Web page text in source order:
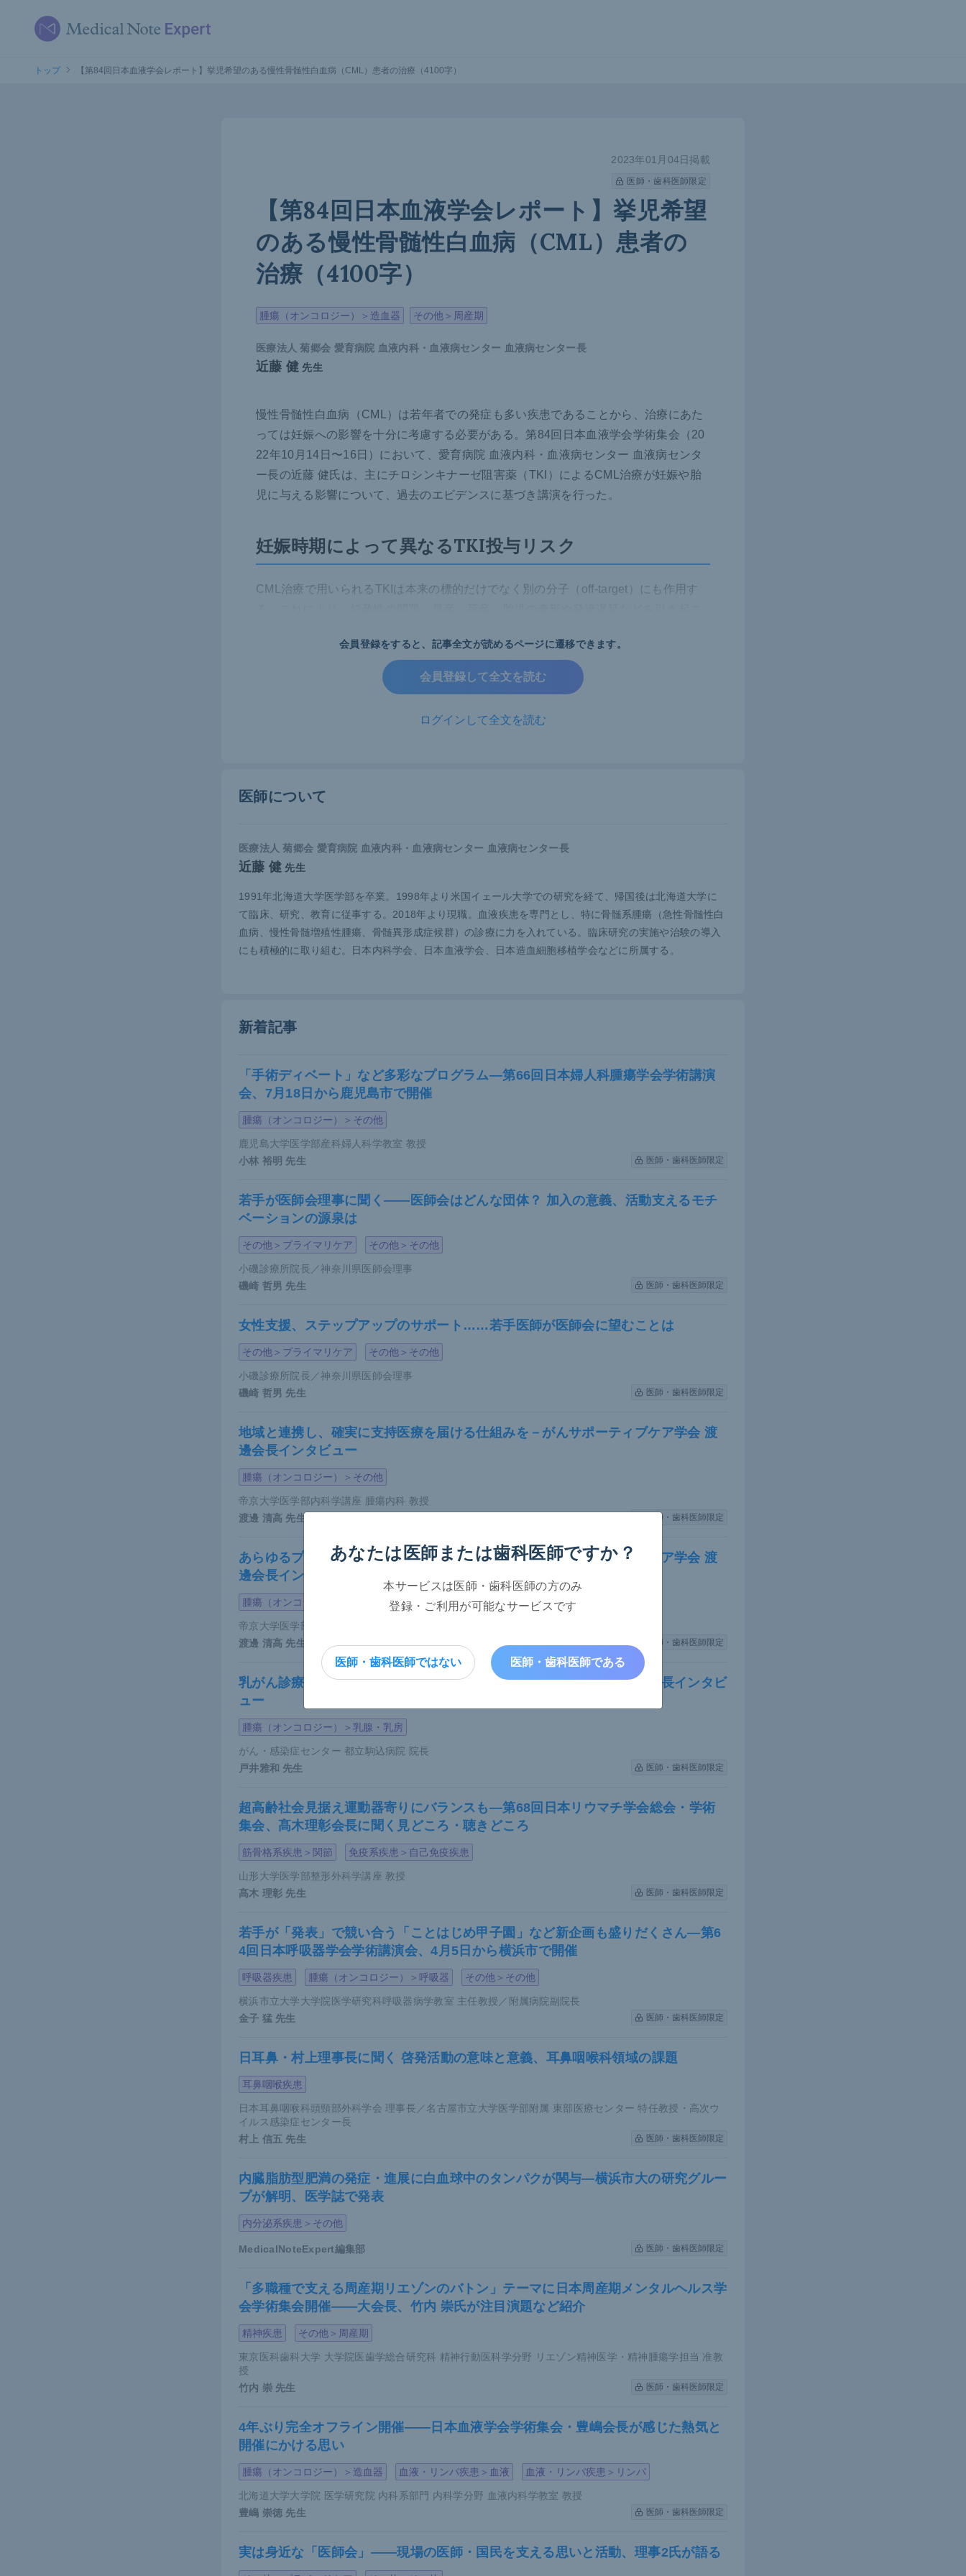
トップ 【第84回日本血液学会レポート】挙児希望のある慢性骨髄性白血病（CML）患者の治療（4100字）
2023年01月04日掲載
医師・歯科医師限定
【第84回日本血液学会レポート】挙児希望
のある慢性骨髄性白血病（CML）患者の
治療（4100字）
腫瘍（オンコロジー）＞造血器 その他＞周産期
医療法人 菊郷会 愛育病院 血液内科・血液病センター 血液病センター長
近藤 健 先生
慢性骨髄性白血病（CML）は若年者での発症も多い疾患であることから、治療にあた
っては妊娠への影響を十分に考慮する必要がある。第84回日本血液学会学術集会（20
22年10月14日〜16日）において、愛育病院 血液内科・血液病センター 血液病センタ
ー長の近藤 健氏は、主にチロシンキナーゼ阻害薬（TKI）によるCML治療が妊娠や胎
児に与える影響について、過去のエビデンスに基づき講演を行った。
妊娠時期によって異なるTKI投与リスク
CML治療で用いられるTKIは本来の標的だけでなく別の分子（off-target）にも作用す
妊娠16週までは胎児の奇形発生リスクが高い
妊娠に対するTKIの影響は妊娠週数によって異なる（下図）。妊娠3週未満では、TKI
不能な場合には流産となり、生存できた場合には胎児へ影響は生じない。
児への薬剤移行が懸念されるためTKI投与は避ける必要がある。
近藤氏講演資料（提供：近藤氏）
妊娠16週以降も薬剤移行のリスクが高いダサチニブ
妊娠16週以降におけるTKI使用の安全性は示唆されているものの、ダサチニブでは2例
ころ報告されていない。
薬剤別に胎児／母体比のTKI濃度を見てみると、
し、ダサチニブでは0.75％とTKI移行率が高いことが分かる。
マチニブとダサチニブの中間の移行率だとされている。
ニブは、治療上の有益性が危険性を上回ると判断される場合にのみ投与との記載があ
る。今後、アシミニブ投与中の患者が妊娠した場合に備えてエビデンスの蓄積が求め
られる。またTKIは母乳移行することから、出産後の授乳は控えなければならない。な
お、男性CML患者では、TKIを投与しても奇形発生率は上昇しないと
報告されてい
TKIを投与できない患者にはIFNαを用いるのが一般的だ。CMLに対する劇的な効果は
認められないものの、妊娠初期から後期まで使用可能であり、奇形や流産、死産が増
加するリスクはないと報告
妊婦がCMLを発症した場合、まずは妊娠を継続するか否かを決める必要がある。その
際、本人の希望や妊娠週数、CMLのリスク評価、合併症の有無などに基づき、産婦人
科医と連携して方針を決定していく。
妊娠中のCML発症に対する治療法としては、IFNαやPEG-IFNを用いたとする報告が多
い。血球コントロールが難しい症例に対しては妊娠後期にTKIを併用したケースもあ
の判断を行うことは、時に大きな落とし穴になりかねないことを知っておく必要があ
本邦のリアルワールドデータ（ 挙児希望のある慢性骨髄性白血病患者の治療実態調
査）では、妊娠中にCMLを発症した9例のうち2例が人工妊娠中絶を選択したことが分
かっている。そのほか無治療が3例、イマチニブ投与が2例、IFNα投与が2例であり、
いずれの出産においても異常はみられていない。
CML発症時は卵子保存の提案を
若年のCML患者をみた場合、パートナーがいる女性には受精卵保存を、未婚の女性に
は未受精卵保存を提案することが重要だ。
つとして5年以上のTKI治療が挙げられている。しかし、仮に30歳で治療を開始した場
合、5年後には卵子の質の低下により妊娠確率が低下してしまう。現在、日本における
第一子出産時の母親の平均年齢は30.9歳である。挙児希望がある患者に対しては年齢
が若いうちに何らかの対応を取る必要があるだろう。
先述した本邦のリアルワールドデータでは、CML発症年齢ごとに卵子保存の件数が示
2例（24例中）、30～34歳では受精卵保存が3例、未受精卵保存が1例（11例中）、35
歳以上ではいずれも0例（2例中）であった。なお、生殖補助療法（ART）での妊娠は
13例あり、全て30歳以上の出産例であった。妊娠可能女性のCML診断時にはARTも視
野に入れてインフォームドコンセントを行うことがポイントだ。
TKI治療中の計画外妊娠／計画的妊娠
会員登録をすると、 記事全文が読めるページに遷移できます。
会員登録して全文を読む
ログインして全文を読む
医師について
医療法人 菊郷会 愛育病院 血液内科・血液病センター 血液病センター長
近藤 健 先生
1991年北海道大学医学部を卒業。1998年より米国イェール大学での研究を経て、帰国後は北海道大学に
て臨床、研究、教育に従事する。2018年より現職。血液疾患を専門とし、特に骨髄系腫瘍（急性骨髄性白
血病、慢性骨髄増殖性腫瘍、骨髄異形成症候群）の診療に力を入れている。臨床研究の実施や治験の導入
にも積極的に取り組む。日本内科学会、日本血液学会、日本造血細胞移植学会などに所属する。
新着記事
「手術ディベート」など多彩なプログラム―第66回日本婦人科腫瘍学会学術講演
会、7月18日から鹿児島市で開催
腫瘍（オンコロジー）＞その他
鹿児島大学医学部産科婦人科学教室 教授
小林 裕明 先生 医師・歯科医師限定
若手が医師会理事に聞く――医師会はどんな団体？ 加入の意義、活動支えるモチ
ベーションの源泉は
その他＞プライマリケア その他＞その他
小磯診療所院長／神奈川県医師会理事
磯崎 哲男 先生 医師・歯科医師限定
女性支援、ステップアップのサポート……若手医師が医師会に望むことは
その他＞プライマリケア その他＞その他
小磯診療所院長／神奈川県医師会理事
磯崎 哲男 先生 医師・歯科医師限定
地域と連携し、確実に支持医療を届ける仕組みを－がんサポーティブケア学会 渡
邊会長インタビュー
腫瘍（オンコロジー）＞その他
帝京大学医学部内科学講座 腫瘍内科 教授
渡邊 清高 先生 医師・歯科医師限定
あらゆるプログラムで患者・当事者の参加を歓迎－がんサポーティブケア学会 渡
邊会長インタビュー第2弾
腫瘍（オンコロジー）＞その他
帝京大学医学部内科学講座 腫瘍内科 教授
渡邊 清高 先生 医師・歯科医師限定
乳がん診療の将来見据え課題解決に注力―日本乳癌学会・戸井雅和理事長インタビ
ュー
腫瘍（オンコロジー）＞乳腺・乳房
がん・感染症センター 都立駒込病院 院長
戸井雅和 先生 医師・歯科医師限定
超高齢社会見据え運動器寄りにバランスも―第68回日本リウマチ学会総会・学術
集会、髙木理彰会長に聞く見どころ・聴きどころ
筋骨格系疾患＞関節 免疫系疾患＞自己免疫疾患
山形大学医学部整形外科学講座 教授
髙木 理彰 先生 医師・歯科医師限定
若手が「発表」で競い合う「ことはじめ甲子園」など新企画も盛りだくさん―第6
4回日本呼吸器学会学術講演会、4月5日から横浜市で開催
呼吸器疾患 腫瘍（オンコロジー）＞呼吸器 その他＞その他
横浜市立大学大学院医学研究科呼吸器病学教室 主任教授／附属病院副院長
金子 猛 先生 医師・歯科医師限定
日耳鼻・村上理事長に聞く 啓発活動の意味と意義、耳鼻咽喉科領域の課題
耳鼻咽喉疾患
日本耳鼻咽喉科頭頸部外科学会 理事長／名古屋市立大学医学部附属 東部医療センター 特任教授・高次ウ
イルス感染症センター長
村上 信五 先生 医師・歯科医師限定
内臓脂肪型肥満の発症・進展に白血球中のタンパクが関与―横浜市大の研究グルー
プが解明、医学誌で発表
内分泌系疾患＞その他
MedicalNoteExpert編集部 医師・歯科医師限定
「多職種で支える周産期リエゾンのバトン」テーマに日本周産期メンタルヘルス学
会学術集会開催――大会長、竹内 崇氏が注目演題など紹介
精神疾患 その他＞周産期
東京医科歯科大学 大学院医歯学総合研究科 精神行動医科学分野 リエゾン精神医学・精神腫瘍学担当 准教
授
竹内 崇 先生 医師・歯科医師限定
4年ぶり完全オフライン開催――日本血液学会学術集会・豊嶋会長が感じた熱気と
開催にかける思い
腫瘍（オンコロジー）＞造血器 血液・リンパ疾患＞血液 血液・リンパ疾患＞リンパ
北海道大学大学院 医学研究院 内科系部門 内科学分野 血液内科学教室 教授
豊嶋 崇徳 先生 医師・歯科医師限定
実は身近な「医師会」――現場の医師・国民を支える思いと活動、理事2氏が語る
あなたは医師または歯科医師ですか？
本サービスは医師・歯科医師の方のみ
登録・ご利用が可能なサービスです
医師・歯科医師ではない 医師・歯科医師である